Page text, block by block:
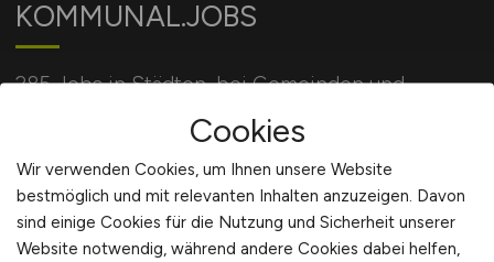
KOMMUNAL.JOBS
285 Jobs in Städten, bei Gemeinden und
Behörden und bei öffentlichen Einrichtungen.
Für Arbeitgeber
Cookies
Wir verwenden Cookies, um Ihnen unsere Website
bestmöglich und mit relevanten Inhalten anzuzeigen. Davon
sind einige Cookies für die Nutzung und Sicherheit unserer
Website notwendig, während andere Cookies dabei helfen,